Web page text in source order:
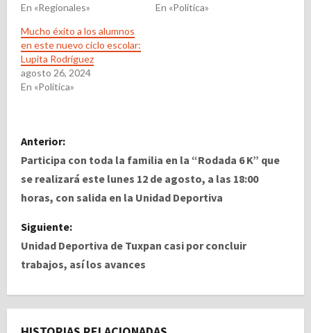
En «Regionales»
En «Politica»
Mucho éxito a los alumnos
en este nuevo ciclo escolar:
Lupita Rodríguez
agosto 26, 2024
En «Politica»
N
a
v
e
g
c
Anterior:
Participa con toda la familia en la “Rodada 6 K” que
se realizará este lunes 12 de agosto, a las 18:00
horas, con salida en la Unidad Deportiva
Siguiente:
Unidad Deportiva de Tuxpan casi por concluir
trabajos, así los avances